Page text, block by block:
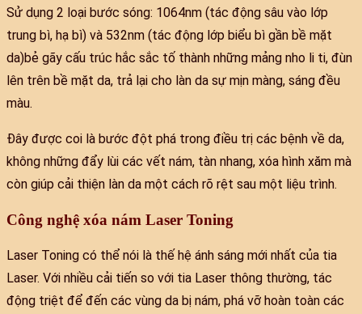
Sử dụng 2 loại bước sóng: 1064nm (tác động sâu vào lớp
trung bì, hạ bì) và 532nm (tác động lớp biểu bì gần bề mặt
da)bẻ gãy cấu trúc hắc sắc tố thành những mảng nho li ti, đùn
lên trên bề mặt da, trả lại cho làn da sự mịn màng, sáng đều
màu.
Đây được coi là bước đột phá trong điều trị các bệnh về da,
không những đẩy lùi các vết nám, tàn nhang, xóa hình xăm mà
còn giúp cải thiện làn da một cách rõ rệt sau một liệu trình.
Công nghệ xóa nám Laser Toning
Laser Toning có thể nói là thế hệ ánh sáng mới nhất của tia
Laser. Với nhiều cải tiến so với tia Laser thông thường, tác
động triệt để đến các vùng da bị nám, phá vỡ hoàn toàn các